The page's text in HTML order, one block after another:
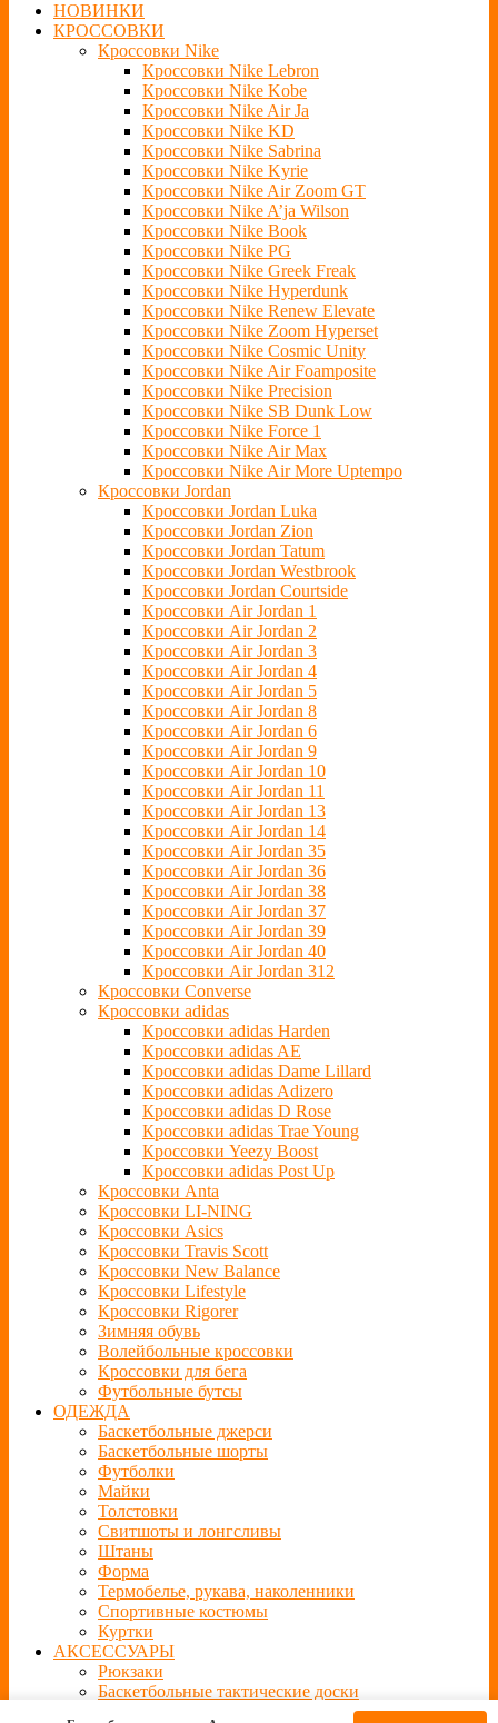
НОВИНКИ
КРОССОВКИ
Кроссовки Nike
Кроссовки Nike Lebron
Кроссовки Nike Kobe
Кроссовки Nike Air Ja
Кроссовки Nike KD
Кроссовки Nike Sabrina
Кроссовки Nike Kyrie
Кроссовки Nike Air Zoom GT
Кроссовки Nike A’ja Wilson
Кроссовки Nike Book
Кроссовки Nike PG
Кроссовки Nike Greek Freak
Кроссовки Nike Hyperdunk
Кроссовки Nike Renew Elevate
Кроссовки Nike Zoom Hyperset
Кроссовки Nike Cosmic Unity
Кроссовки Nike Air Foamposite
Кроссовки Nike Precision
Кроссовки Nike SB Dunk Low
Кроссовки Nike Force 1
Кроссовки Nike Air Max
Кроссовки Nike Air More Uptempo
Кроссовки Jordan
Кроссовки Jordan Luka
Кроссовки Jordan Zion
Кроссовки Jordan Tatum
Кроссовки Jordan Westbrook
Кроссовки Jordan Courtside
Кроссовки Air Jordan 1
Кроссовки Air Jordan 2
Кроссовки Air Jordan 3
Кроссовки Air Jordan 4
Кроссовки Air Jordan 5
Кроссовки Air Jordan 8
Кроссовки Air Jordan 6
Кроссовки Air Jordan 9
Кроссовки Air Jordan 10
Кроссовки Air Jordan 11
Кроссовки Air Jordan 13
Кроссовки Air Jordan 14
Кроссовки Air Jordan 35
Кроссовки Air Jordan 36
Кроссовки Air Jordan 38
Кроссовки Air Jordan 37
Кроссовки Air Jordan 39
Кроссовки Air Jordan 40
Кроссовки Air Jordan 312
Кроссовки Converse
Кроссовки adidas
Кроссовки adidas Harden
Кроссовки adidas AE
Кроссовки adidas Dame Lillard
Кроссовки adidas Adizero
Кроссовки adidas D Rose
Кроссовки adidas Trae Young
Кроссовки Yeezy Boost
Кроссовки adidas Post Up
Кроссовки Anta
Кроссовки LI-NING
Кроссовки Asics
Кроссовки Travis Scott
Кроссовки New Balance
Кроссовки Lifestyle
Кроссовки Rigorer
Зимняя обувь
Волейбольные кроссовки
Кроссовки для бега
Футбольные бутсы
ОДЕЖДА
Баскетбольные джерси
Баскетбольные шорты
Футболки
Майки
Толстовки
Свитшоты и лонгсливы
Штаны
Форма
Термобелье, рукава, наколенники
Спортивные костюмы
Куртки
АКСЕССУАРЫ
Рюкзаки
Баскетбольные тактические доски